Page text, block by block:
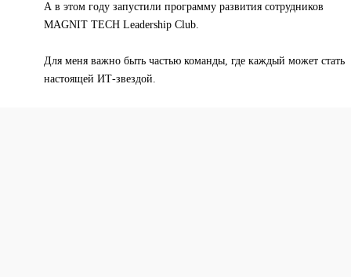
А в этом году запустили программу развития сотрудников
MAGNIT TECH Leadership Club.
Для меня важно быть частью команды, где каждый может стать
настоящей ИТ-звездой.